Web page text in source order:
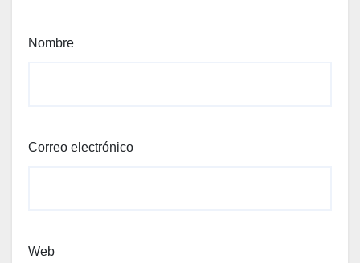
Nombre
Correo electrónico
Web